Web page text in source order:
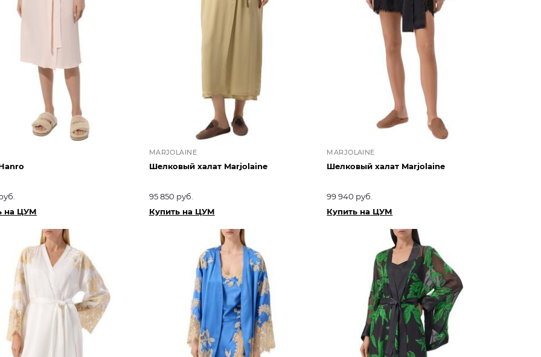
на ЦУМ
MARJOLAINE
Шелковый халат Marjolaine
95 850 руб.
Купить на ЦУМ
MARJOLAINE
Шелковый халат Marjolaine
99 940 руб.
Купить на ЦУМ